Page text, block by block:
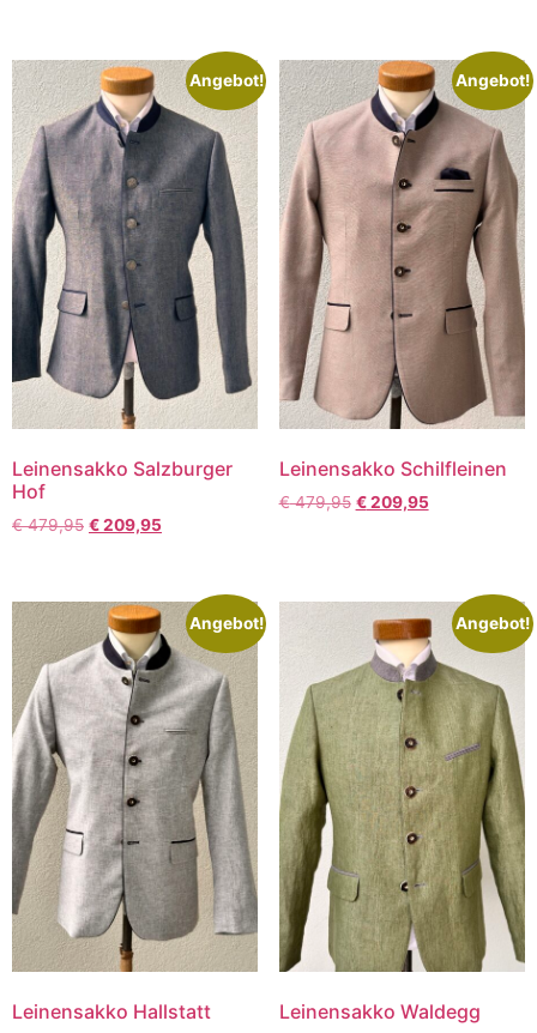
Angebot!
Leinensakko Salzburger
Hof
€479,95 €209,95
Angebot!
Leinensakko Schilfleinen
€479,95 €209,95
Angebot!
Leinensakko Hallstatt
Angebot!
Leinensakko Waldegg